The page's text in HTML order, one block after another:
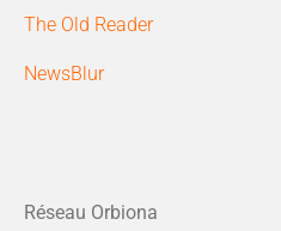
The Old Reader
NewsBlur
Réseau Orbiona